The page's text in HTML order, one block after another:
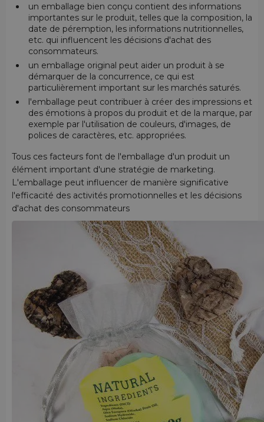
un emballage bien conçu contient des informations
importantes sur le produit, telles que la composition, la
date de péremption, les informations nutritionnelles,
etc. qui influencent les décisions d'achat des
consommateurs.
un emballage original peut aider un produit à se
démarquer de la concurrence, ce qui est
particulièrement important sur les marchés saturés.
l'emballage peut contribuer à créer des impressions et
des émotions à propos du produit et de la marque, par
exemple par l'utilisation de couleurs, d'images, de
polices de caractères, etc. appropriées.
Tous ces facteurs font de l'emballage d'un produit un
élément important d'une stratégie de marketing.
L'emballage peut influencer de manière significative
l'efficacité des activités promotionnelles et les décisions
d'achat des consommateurs